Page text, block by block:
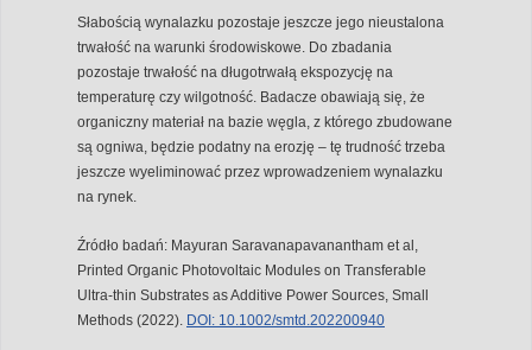
Słabością wynalazku pozostaje jeszcze jego nieustalona
trwałość na warunki środowiskowe. Do zbadania
pozostaje trwałość na długotrwałą ekspozycję na
temperaturę czy wilgotność. Badacze obawiają się, że
organiczny materiał na bazie węgla, z którego zbudowane
są ogniwa, będzie podatny na erozję – tę trudność trzeba
jeszcze wyeliminować przez wprowadzeniem wynalazku
na rynek.
Źródło badań: Mayuran Saravanapavanantham et al,
Printed Organic Photovoltaic Modules on Transferable
Ultra‐thin Substrates as Additive Power Sources, Small
Methods (2022). DOI: 10.1002/smtd.202200940